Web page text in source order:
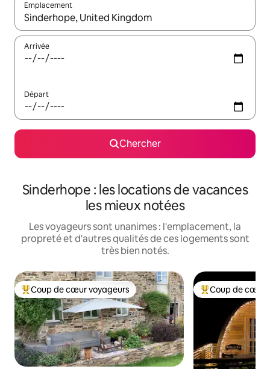
Emplacement
Quand les résultats sont affichés, parcourez-les en utilisant
Arrivée
Départ
Chercher
Sinderhope : les locations de vacances
les mieux notées
Les voyageurs sont unanimes : l'emplacement, la
propreté et d'autres qualités de ces logements sont
très bien notés.
Coup de cœur voyageurs parmi les plus aimés
Coup de cœur voyageurs Coup de cœur
Coup de cœur